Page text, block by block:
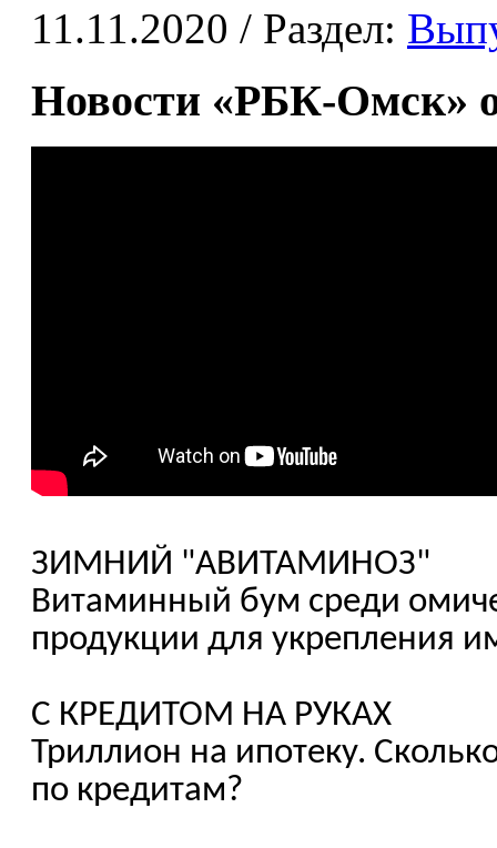
11.11.2020 / Раздел:
Новости «РБК-Омск»
ЗИМНИЙ "АВИТАМИНОЗ"
Витаминный бум среди
продукции для укрепления
С КРЕДИТОМ НА РУКАХ
Триллион на ипотеку.
по кредитам?